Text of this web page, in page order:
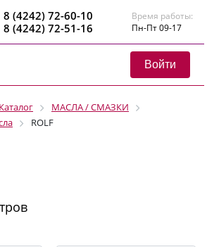
8 (4242) 72-60-10
8 (4242) 72-51-16
Время работы:
Пн-Пт 09-17
Войти
Каталог
МАСЛА / СМАЗКИ
ROLF